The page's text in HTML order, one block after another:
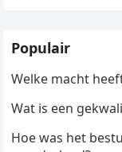
Populair
Welke macht
Wat is een
Hoe was het